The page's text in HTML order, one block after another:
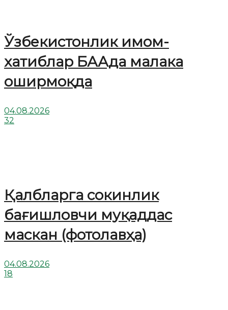
Ўзбекистонлик имом-
хатиблар БААда малака
оширмоқда
04.08.2026
32
Қалбларга сокинлик
бағишловчи муқаддас
маскан (фотолавҳа)
04.08.2026
18